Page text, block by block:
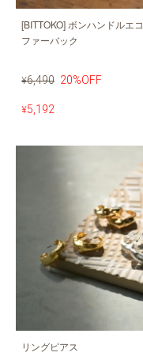
[BITTOKO] ボンハンドルエコ
ファーバック
¥6,490 20%OFF
¥5,192
リングピアス